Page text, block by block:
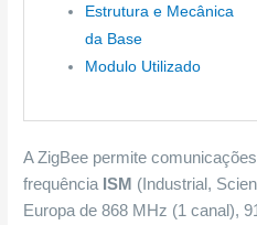
Estrutura e Mecânica
da Base
Modulo Utilizado
A ZigBee permite
frequência ISM (Industrial,
Europa de 868 MHz (1 canal),